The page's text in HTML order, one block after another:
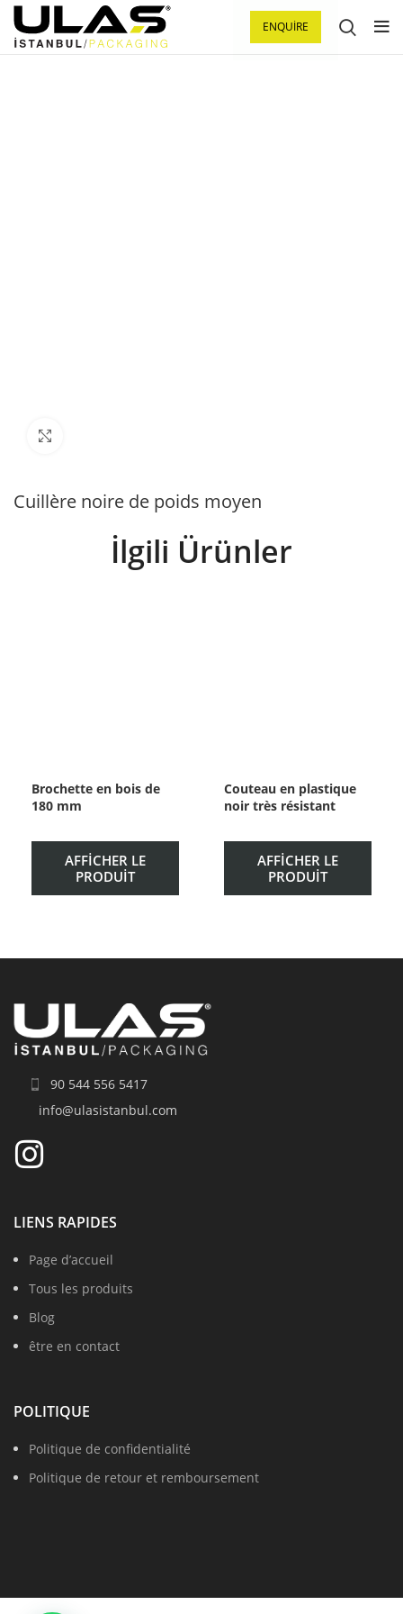
ENQUIRE
Cuillère noire de poids moyen
İlgili Ürünler
Brochette en bois de
180 mm
AFFICHER LE
PRODUIT
Couteau en plastique
noir très résistant
AFFICHER LE
PRODUIT
90 544 556 5417
info@ulasistanbul.com
LIENS RAPIDES
Page d’accueil
Tous les produits
Blog
être en contact
POLITIQUE
Politique de confidentialité
Politique de retour et remboursement